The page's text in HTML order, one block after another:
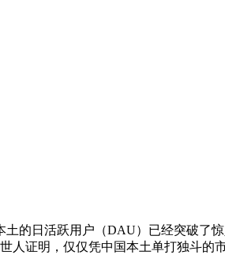
的日活跃用户（DAU）已经突破了惊
人证明，仅仅凭中国本土单打独斗的